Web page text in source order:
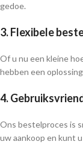
gedoe.
3. Flexibele
Of u nu een kleine
hebben een
4.
Ons bestelproces is
uw aankoop en kunt